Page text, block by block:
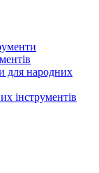
для народних
інструментів